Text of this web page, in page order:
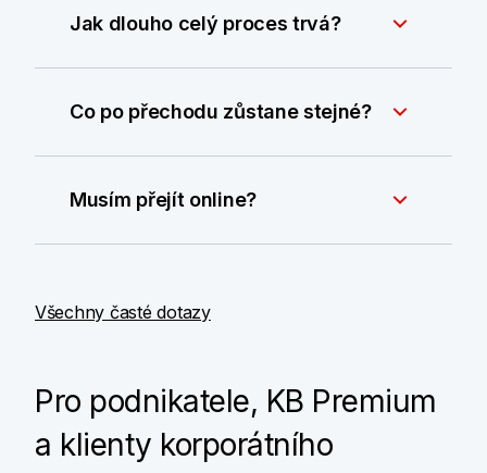
Jak dlouho celý proces trvá?
Co po přechodu zůstane stejné?
Musím přejít online?
Všechny časté dotazy
Pro podnikatele, KB Premium
a klienty korporátního